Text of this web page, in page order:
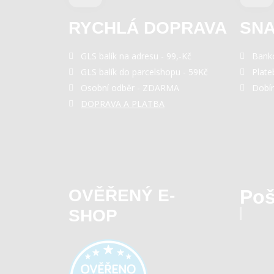
RYCHLÁ DOPRAVA
GLS balík na adresu - 99,-Kč
GLS balík do parcelshopu - 59Kč
Osobní odběr - ZDARMA
DOPRAVA A PLATBA
OVĚŘENÝ E-
SHOP